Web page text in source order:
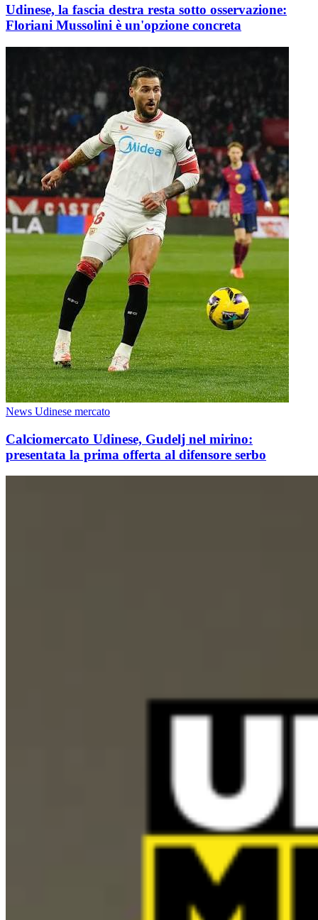
Udinese, la fascia destra resta sotto osservazione:
Floriani Mussolini è un'opzione concreta
News Udinese mercato
Calciomercato Udinese, Gudelj nel mirino:
presentata la prima offerta al difensore serbo